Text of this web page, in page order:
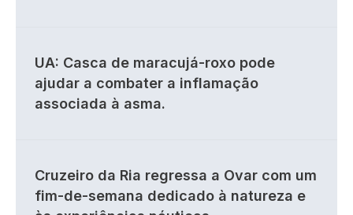
UA: Casca de maracujá-roxo pode
ajudar a combater a inflamação
associada à asma.
Cruzeiro da Ria regressa a Ovar com um
fim-de-semana dedicado à natureza e